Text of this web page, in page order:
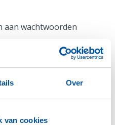
Over
van cookies
aan wachtwoorden
krijg je bij het
en de mogelijkheid
stellen.